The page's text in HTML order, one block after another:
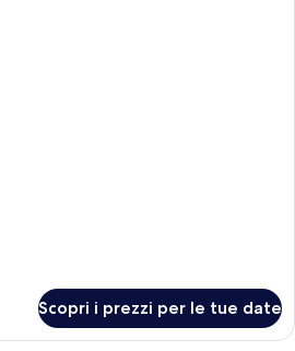
Scopri i prezzi per le tue date